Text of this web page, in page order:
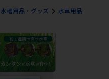
水槽用品・グッズ 水草用品